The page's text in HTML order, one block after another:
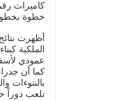
كاميرات
خطوة بخطوة
أظهرت
الملكية
عمودي
كما أن
بالنتوءات
تلعب دوراً